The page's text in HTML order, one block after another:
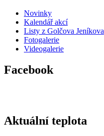
Novinky
Kalendář akcí
Listy z Golčova Jeníkova
Fotogalerie
Videogalerie
Facebook
Aktuální teplota